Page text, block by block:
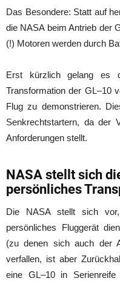
Das Besondere: Statt auf
die NASA beim Antrieb der
(!) Motoren werden durch
Erst kürzlich gelang es
Transformation der GL–10
Flug zu demonstrieren.
Senkrechtstartern, da der
Anforderungen stellt.
NASA stellt sich
persönliches
Die NASA stellt sich
persönliches Fluggerät
(zu denen sich auch der
verfallen, ist aber
eine GL–10 in